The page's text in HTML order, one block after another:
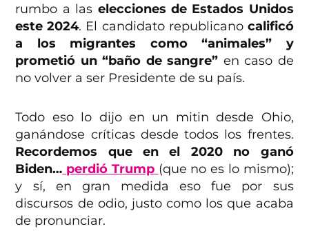
rumbo a las elecciones de Estados Unidos
este 2024. El candidato republicano calificó
a los migrantes como “animales” y
prometió un “baño de sangre” en caso de
no volver a ser Presidente de su país.
Todo eso lo dijo en un mitin desde Ohio,
ganándose críticas desde todos los frentes.
Recordemos que en el 2020 no ganó
Biden… perdió Trump (que no es lo mismo);
y sí, en gran medida eso fue por sus
discursos de odio, justo como los que acaba
de pronunciar.